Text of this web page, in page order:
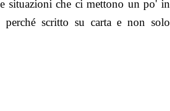
situazioni che ci mettono un po' in
scritto su carta e non solo